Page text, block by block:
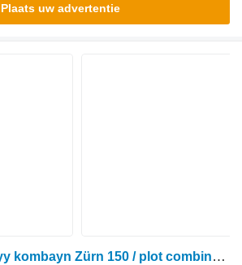
Plaats uw advertentie
Zürn Selektsionnyy kombayn Zürn 150 / plot combine / parsel biçerdöver